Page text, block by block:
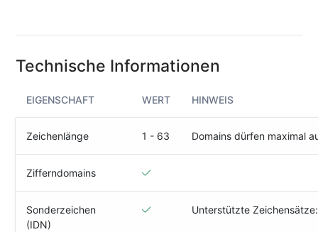
Domain
SECURITY
Responsible
Disclosure
WEITERE
Kundencenter
Technische Informationen
EIGENSCHAFT WERT HINWEIS
Zeichenlänge 1 - 63 Domains dürfen maximal
Zifferndomains
Sonderzeichen
(IDN)
Unterstützte Zeichensätze: